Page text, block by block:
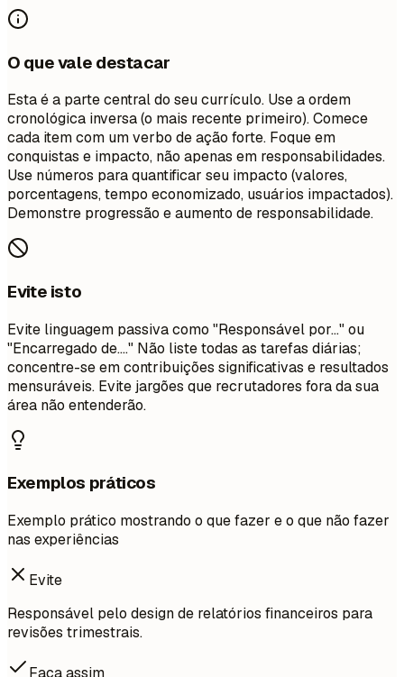
O que vale destacar
Esta é a parte central do seu currículo. Use a ordem
cronológica inversa (o mais recente primeiro). Comece
cada item com um verbo de ação forte. Foque em
conquistas e impacto, não apenas em responsabilidades.
Use números para quantificar seu impacto (valores,
porcentagens, tempo economizado, usuários impactados).
Demonstre progressão e aumento de responsabilidade.
Evite isto
Evite linguagem passiva como "Responsável por..." ou
"Encarregado de...." Não liste todas as tarefas diárias;
concentre-se em contribuições significativas e resultados
mensuráveis. Evite jargões que recrutadores fora da sua
área não entenderão.
Exemplos práticos
Exemplo prático mostrando o que fazer e o que não fazer
nas experiências
Evite
Responsável pelo design de relatórios financeiros para
revisões trimestrais.
Faça assim